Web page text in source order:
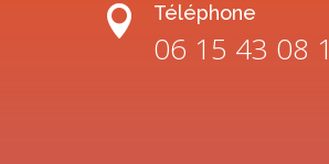
 Téléphone
06 15 43 08